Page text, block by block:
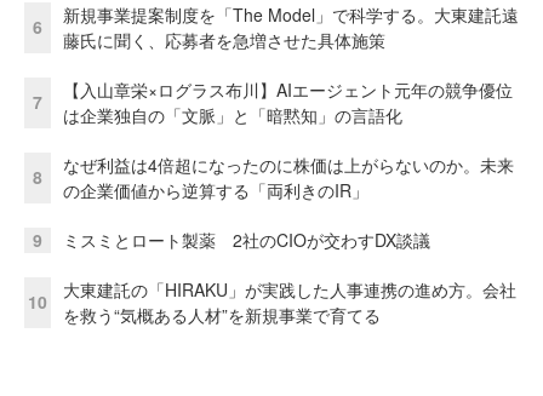
6
新規事業提案制度を「The Model」で科学する。大東建託遠
藤氏に聞く、応募者を急増させた具体施策
7
【入山章栄×ログラス布川】AIエージェント元年の競争優位
は企業独自の「文脈」と「暗黙知」の言語化
8
なぜ利益は4倍超になったのに株価は上がらないのか。未来
の企業価値から逆算する「両利きのIR」
9 ミスミとロート製薬 2社のCIOが交わすDX談議
10
大東建託の「HIRAKU」が実践した人事連携の進め方。会社
を救う“気概ある人材”を新規事業で育てる